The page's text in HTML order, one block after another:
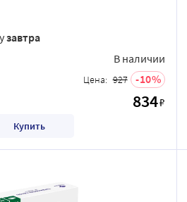
завтра
В наличии
Цена: 927 10
834₽
Купить